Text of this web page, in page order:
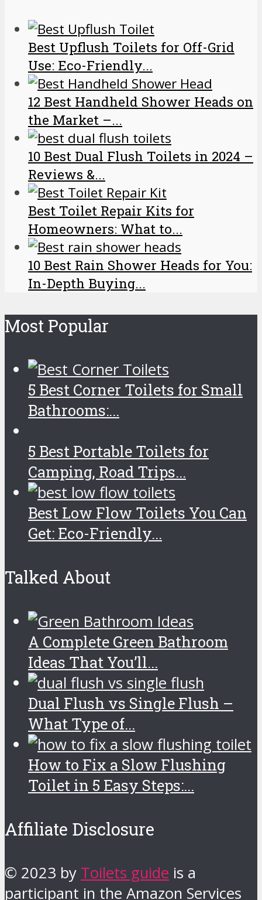
Best Upflush Toilets for Off-Grid
Use: Eco-Friendly...
12 Best Handheld Shower Heads on
the Market –...
10 Best Dual Flush Toilets in 2024 –
Reviews &...
Best Toilet Repair Kits for
Homeowners: What to...
10 Best Rain Shower Heads for You:
In-Depth Buying...
Most Popular
5 Best Corner Toilets for Small
Bathrooms:...
5 Best Portable Toilets for
Camping, Road Trips...
Best Low Flow Toilets You Can
Get: Eco-Friendly...
Talked About
A Complete Green Bathroom
Ideas That You’ll...
Dual Flush vs Single Flush –
What Type of...
How to Fix a Slow Flushing
Toilet in 5 Easy Steps:...
Affiliate Disclosure
© 2023 by Toilets guide is a
participant in the Amazon Services